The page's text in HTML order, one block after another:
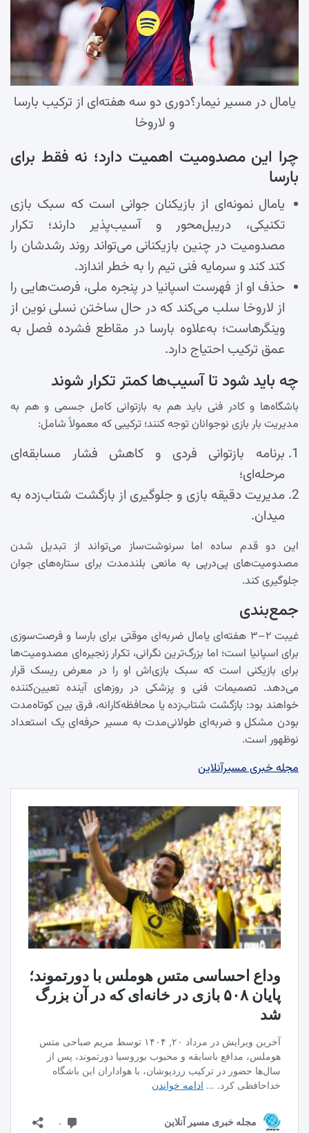
یامال در مسیر نیمار؟دوری دو سه هفته‌ای از ترکیب بارسا
و لاروخا
چرا این مصدومیت اهمیت دارد؛ نه فقط برای
بارسا
یامال نمونه‌ای از بازیکنان جوانی است که سبک بازی
تکنیکی، دریبل‌محور و آسیب‌پذیر دارند؛ تکرار
مصدومیت در چنین بازیکنانی می‌تواند روند رشد‌شان را
کند کند و سرمایه فنی تیم را به خطر اندازد.
حذف او از فهرست اسپانیا در پنجره ملی، فرصت‌هایی را
از لاروخا سلب می‌کند که در حال ساختن نسلی نوین از
وینگرهاست؛ به‌علاوه بارسا در مقاطع فشرده فصل به
عمق ترکیب احتیاج دارد.
چه باید شود تا آسیب‌ها کمتر تکرار شوند
باشگاه‌ها و کادر فنی باید هم به بازتوانی کامل جسمی و هم به
مدیریت بار بازی نوجوانان توجه کنند؛ ترکیبی که معمولاً شامل:
برنامه بازتوانی فردی و کاهش فشار مسابقه‌ای
مرحله‌ای؛
مدیریت دقیقه بازی و جلوگیری از بازگشت شتاب‌زده به
میدان.
این دو قدم ساده اما سرنوشت‌ساز می‌تواند از تبدیل شدن
مصدومیت‌های پی‌درپی به مانعی بلندمدت برای ستاره‌های جوان
جلوگیری کند.
جمع‌بندی
غیبت ۲–۳ هفته‌ای یامال ضربه‌ای موقتی برای بارسا و فرصت‌سوزی
برای اسپانیا است؛ اما بزرگ‌ترین نگرانی، تکرار زنجیره‌ای مصدومیت‌ها
برای بازیکنی است که سبک بازی‌اش او را در معرض ریسک قرار
می‌دهد. تصمیمات فنی و پزشکی در روزهای آینده تعیین‌کننده
خواهند بود: بازگشت شتاب‌زده یا محافظه‌کارانه، فرق بین کوتاه‌مدت
بودن مشکل و ضربه‌ای طولانی‌مدت به مسیر حرفه‌ای یک استعداد
نوظهور است.
مجله خبری مسیرآنلاین